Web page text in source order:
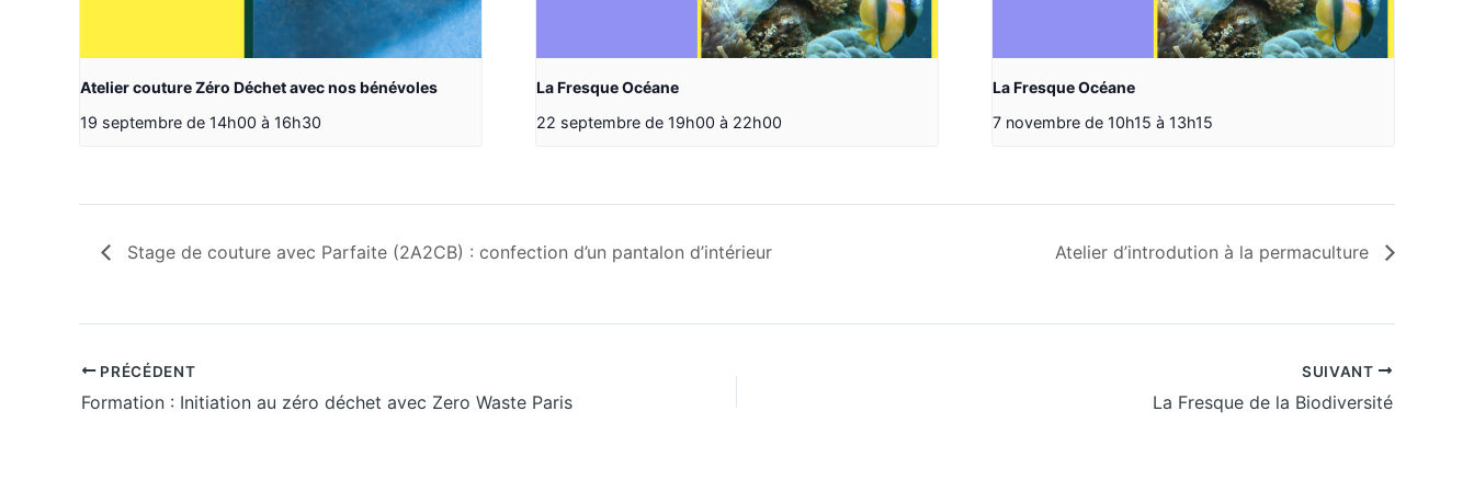
Atelier couture Zéro Déchet avec nos bénévoles
19 septembre de 14h00 à 16h30
La Fresque Océane
22 septembre de 19h00 à 22h00
La Fresque Océane
7 novembre de 10h15 à 13h15
Stage de couture avec Parfaite (2A2CB) : confection d’un pantalon d’intérieur Atelier d’introdution à la permaculture
PRÉCÉDENT
Formation : Initiation au zéro déchet avec Zero Waste Paris
SUIVANT
La Fresque de la Biodiversité